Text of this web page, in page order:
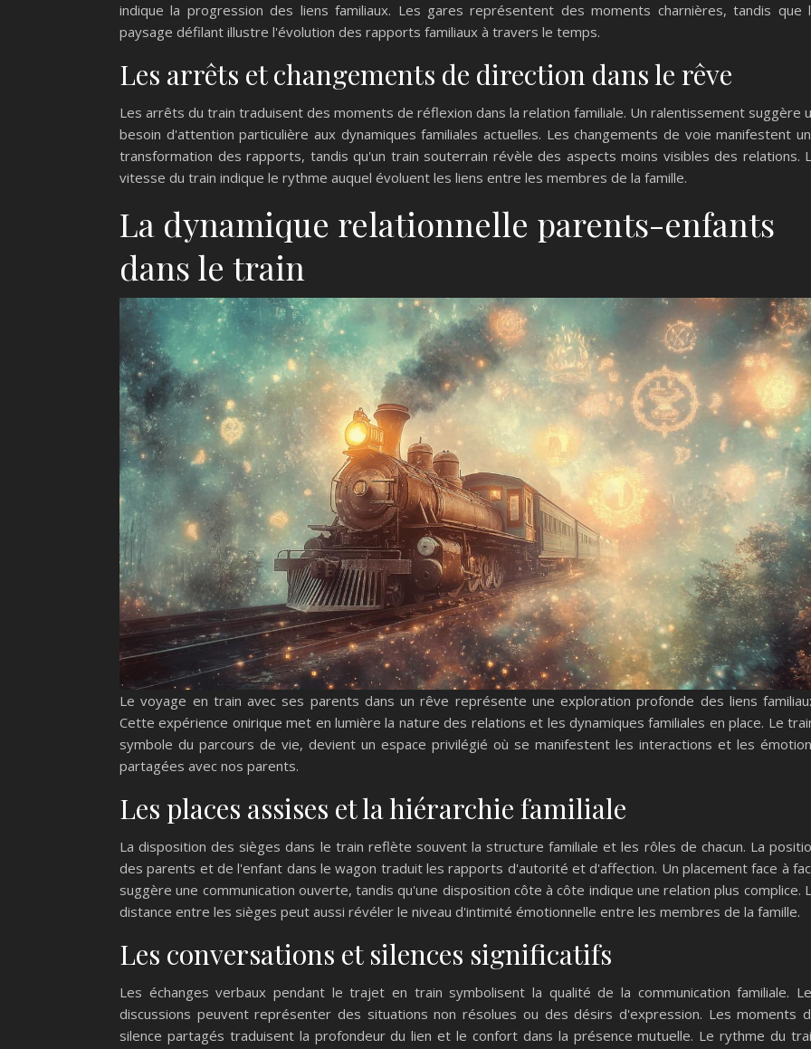
indique la progression des liens familiaux. Les gares représentent des moments charnières, tandis que
paysage défilant illustre l'évolution des rapports familiaux à travers le temps.
Les arrêts et changements de direction dans le rêve
Les arrêts du train traduisent des moments de réflexion dans la relation familiale. Un ralentissement suggère
besoin d'attention particulière aux dynamiques familiales actuelles. Les changements de voie manifestent
transformation des rapports, tandis qu'un train souterrain révèle des aspects moins visibles des relations.
vitesse du train indique le rythme auquel évoluent les liens entre les membres de la famille.
La dynamique relationnelle parents-enfants
dans le train
Le voyage en train avec ses parents dans un rêve représente une exploration profonde des liens
Cette expérience onirique met en lumière la nature des relations et les dynamiques familiales en place. Le
symbole du parcours de vie, devient un espace privilégié où se manifestent les interactions et les
partagées avec nos parents.
Les places assises et la hiérarchie familiale
La disposition des sièges dans le train reflète souvent la structure familiale et les rôles de chacun. La
des parents et de l'enfant dans le wagon traduit les rapports d'autorité et d'affection. Un placement face à
suggère une communication ouverte, tandis qu'une disposition côte à côte indique une relation plus complice.
distance entre les sièges peut aussi révéler le niveau d'intimité émotionnelle entre les membres de la famille.
Les conversations et silences significatifs
Les échanges verbaux pendant le trajet en train symbolisent la qualité de la communication familiale.
discussions peuvent représenter des situations non résolues ou des désirs d'expression. Les moments
silence partagés traduisent la profondeur du lien et le confort dans la présence mutuelle. Le rythme du